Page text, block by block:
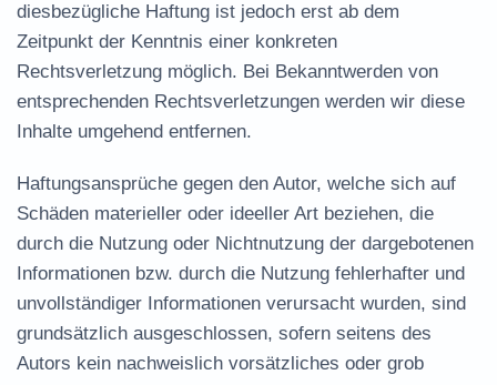
diesbezügliche Haftung ist jedoch erst ab dem
Zeitpunkt der Kenntnis einer konkreten
Rechtsverletzung möglich. Bei Bekanntwerden von
entsprechenden Rechtsverletzungen werden wir diese
Inhalte umgehend entfernen.
Haftungsansprüche gegen den Autor, welche sich auf
Schäden materieller oder ideeller Art beziehen, die
durch die Nutzung oder Nichtnutzung der dargebotenen
Informationen bzw. durch die Nutzung fehlerhafter und
unvollständiger Informationen verursacht wurden, sind
grundsätzlich ausgeschlossen, sofern seitens des
Autors kein nachweislich vorsätzliches oder grob